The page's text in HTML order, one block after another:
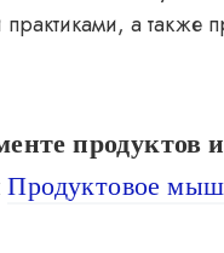
а также
продуктов и
Продуктовое